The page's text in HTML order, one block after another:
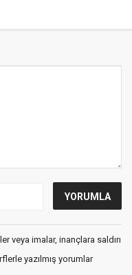
veya imalar, inançlara saldırı
yazılmış yorumlar